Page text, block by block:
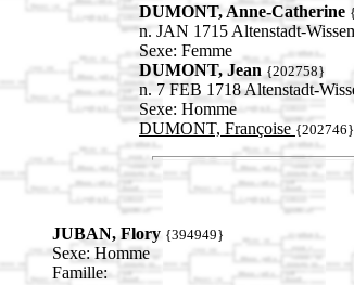
DUMONT, Anne-Catherine
n. JAN 1715 Altenstadt-
Sexe: Femme
DUMONT, Jean {202758}
n. 7 FEB 1718 Altenstadt-
Sexe: Homme
DUMONT, Françoise {202746}
JUBAN, Flory {394949}
Sexe: Homme
Famille: